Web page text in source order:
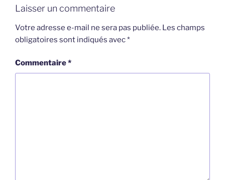
Laisser un commentaire
Votre adresse e-mail ne sera pas publiée. Les champs
obligatoires sont indiqués avec*
Commentaire*